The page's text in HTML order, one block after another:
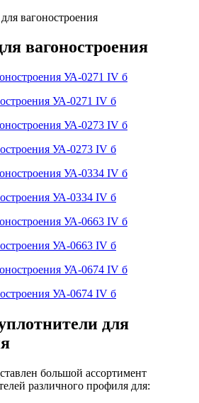
вагоностроения
вагоностроения
УА-0271 IV б
УА-0273 IV б
УА-0334 IV б
УА-0663 IV б
УА-0674 IV б
для
большой ассортимент
различного профиля для: